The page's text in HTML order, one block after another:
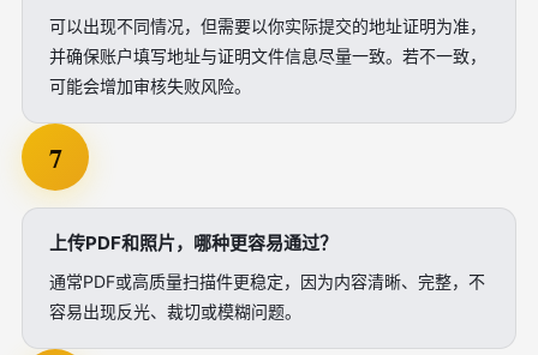
可以出现不同情况，但需要以你实际提交的地址证明为准，
并确保账户填写地址与证明文件信息尽量一致。若不一致，
可能会增加审核失败风险。
7
上传PDF和照片，哪种更容易通过？
通常PDF或高质量扫描件更稳定，因为内容清晰、完整，不
容易出现反光、裁切或模糊问题。